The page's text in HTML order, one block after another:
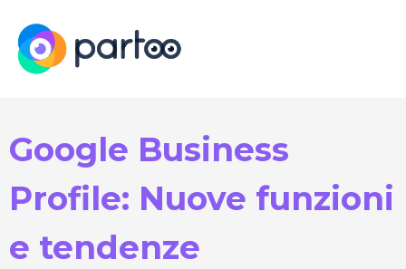
Google Business
Profile: Nuove funzioni
e tendenze